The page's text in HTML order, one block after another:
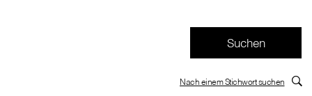
Nach einem Stichwort suchen